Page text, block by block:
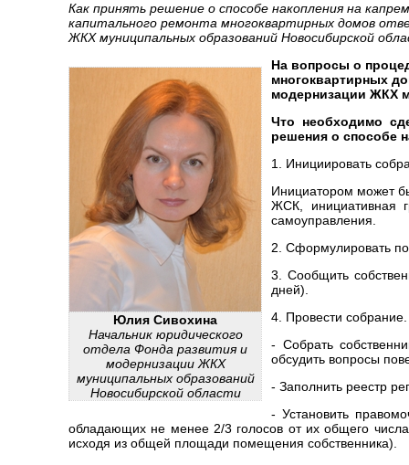
Как принять решение о способе накопления на
капитального ремонта многоквартирных домов
ЖКХ муниципальных образований Новосибирской
Юлия Сивохина
Начальник юридического
отдела Фонда развития и
модернизации ЖКХ
муниципальных образований
Новосибирской области
На вопросы о
многоквартирных
модернизации ЖКХ
Что необходимо
решения о способе
1. Инициировать
Инициатором может
ЖСК, инициативная
самоуправления.
2. Сформулировать
3. Сообщить
дней).
4. Провести собрание.
- Собрать
обсудить вопросы
- Заполнить реестр
- Установить
обладающих не менее 2/3 голосов от их общего
исходя из общей площади помещения собственника).